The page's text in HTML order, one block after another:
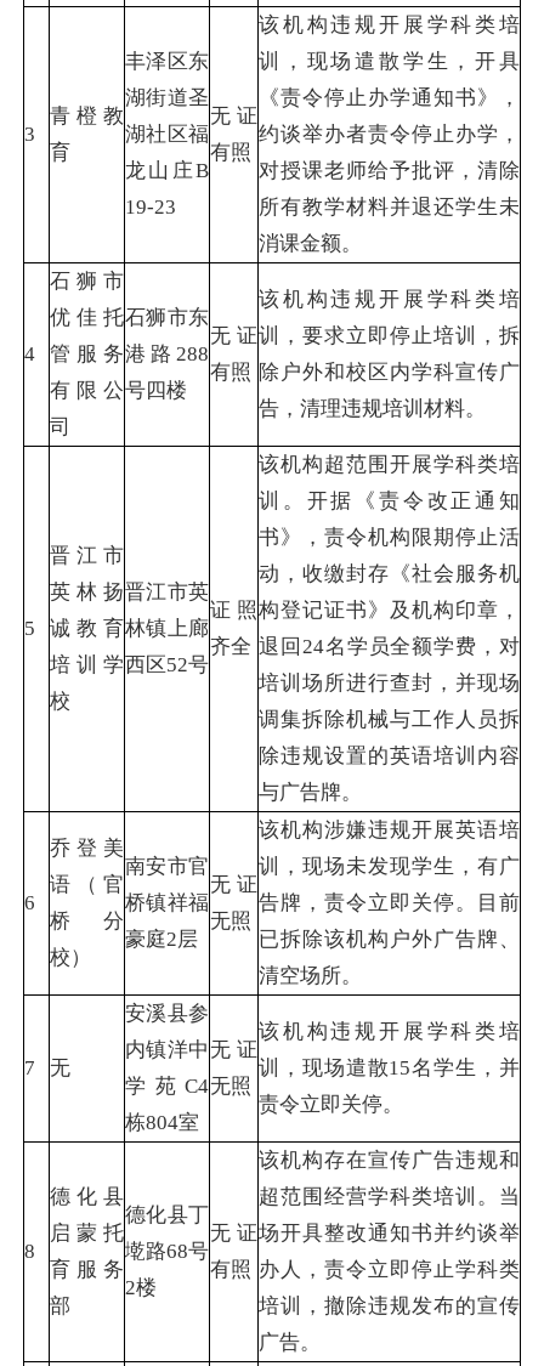
3
青橙教
育
丰泽区东
湖街道圣
湖社区福
龙山庄B
19-23
无证
有照
该机构违规开展学科类培
训，现场遣散学生，开具
《责令停止办学通知书》，
约谈举办者责令停止办学，
对授课老师给予批评，清除
所有教学材料并退还学生未
消课金额。
4
石狮市
优佳托
管服务
有限公
司
石狮市东
港路288
号四楼
无证
有照
该机构违规开展学科类培
训，要求立即停止培训，拆
除户外和校区内学科宣传广
告，清理违规培训材料。
5
晋江市
英林扬
诚教育
培训学
校
晋江市英
林镇上廊
西区52号
证照
齐全
该机构超范围开展学科类培
训。开据《责令改正通知
书》，责令机构限期停止活
动，收缴封存《社会服务机
构登记证书》及机构印章，
退回24名学员全额学费，对
培训场所进行查封，并现场
调集拆除机械与工作人员拆
除违规设置的英语培训内容
与广告牌。
6
乔登美
语（官
桥分
校）
南安市官
桥镇祥福
豪庭2层
无证
无照
该机构涉嫌违规开展英语培
训，现场未发现学生，有广
告牌，责令立即关停。目前
已拆除该机构户外广告牌、
清空场所。
7 无
安溪县参
内镇洋中
学苑C4
栋804室
无证
无照
该机构违规开展学科类培
训，现场遣散15名学生，并
责令立即关停。
8
德化县
启蒙托
育服务
部
德化县丁
墘路68号
2楼
无证
有照
该机构存在宣传广告违规和
超范围经营学科类培训。当
场开具整改通知书并约谈举
办人，责令立即停止学科类
培训，撤除违规发布的宣传
广告。